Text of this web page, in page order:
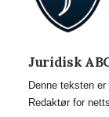
Juridisk
Denne teksten
Redaktør for